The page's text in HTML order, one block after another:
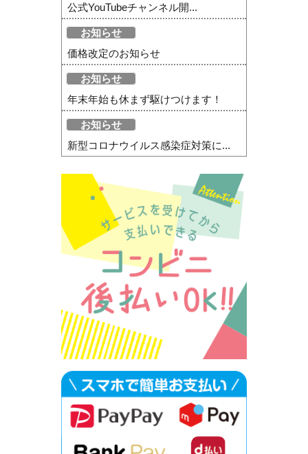
公式YouTubeチャンネル開...
お知らせ
価格改定のお知らせ
お知らせ
年末年始も休まず駆けつけます！
お知らせ
新型コロナウイルス感染症対策に...